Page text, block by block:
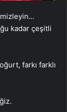
kadar çeşitli
farkı farklı